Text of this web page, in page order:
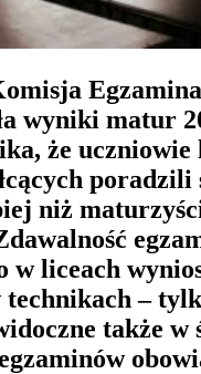
wyniki matur
że uczniowie
poradzili
niż
w liceach
technikach –
także w